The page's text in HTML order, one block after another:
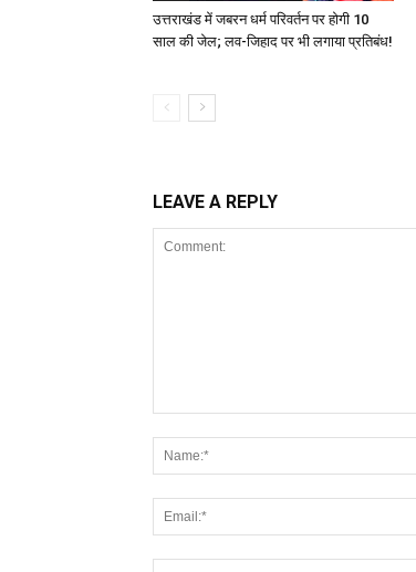
उत्तराखंड में जबरन धर्म परिवर्तन पर होगी 10
साल की जेल; लव-जिहाद पर भी लगाया प्रतिबंध!
LEAVE A REPLY